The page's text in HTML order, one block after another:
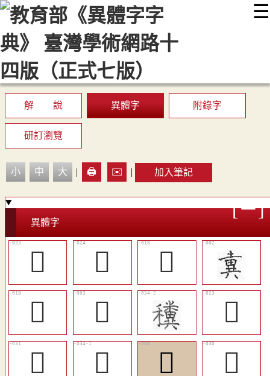
☰
::: 最新消息 常見問題 編輯說明
顯示模式
網站導覽
解 說 異體字 附錄字
研訂瀏覽
小 中 大 | 🖨️ ✉️ | 加入筆記
異體字
󴗙 󴗑
󴗆
󴗎
𤲲
󴗐
󴗘
󴗚 󴗄
󴗗